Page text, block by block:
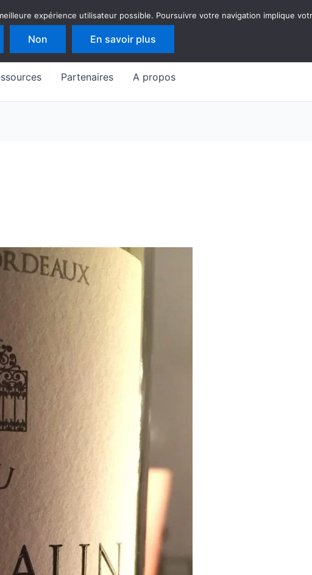
Partenaires A propos
expérience utilisateur possible. Poursuivre votre navigation implique
Non En savoir plus